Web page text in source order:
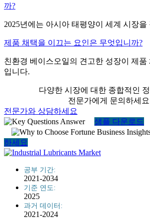
까?
2025년에는 아시아 태평양이 세계 시장을
제품 채택을 이끄는 요인은 무엇입니까?
친환경 베이스오일의 견고한 성장이 제품
입니다.
다양한 시장에 대한 종합적인
전문가에게 문의하세요
전문가와 상담하세요
샘플 다운로드
하세요
공부 기간:
2021-2034
기준 연도:
2025
과거 데이터:
2021-2024